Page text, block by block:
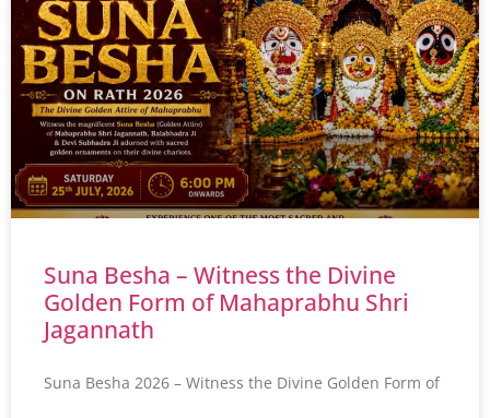
Suna Besha – Witness the Divine
Golden Form of Mahaprabhu Shri
Jagannath
Suna Besha 2026 – Witness the Divine Golden Form of